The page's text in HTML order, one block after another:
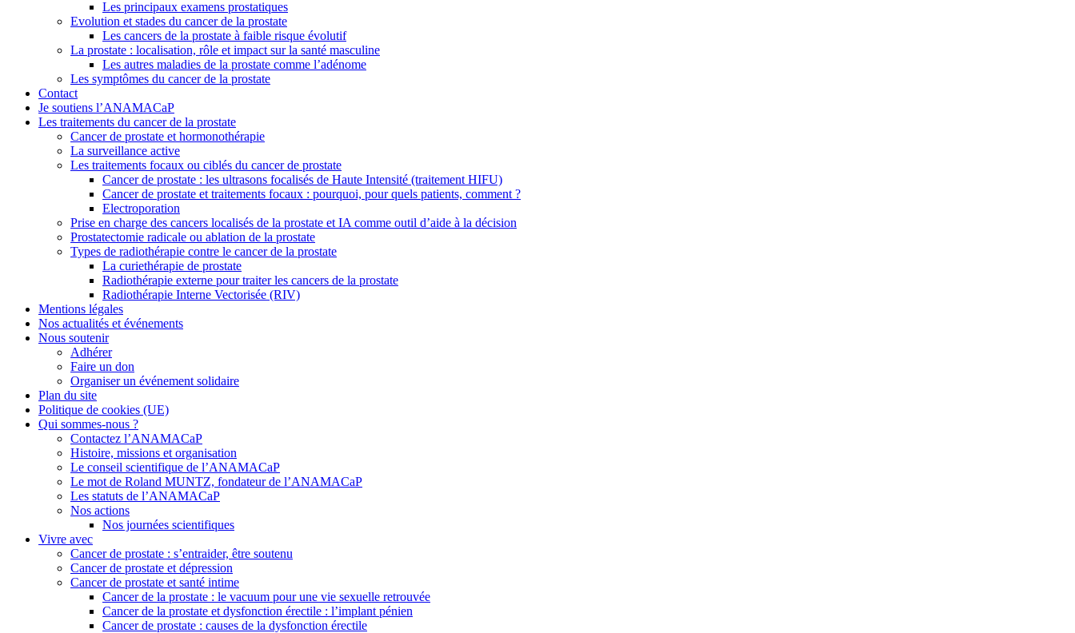
Les principaux examens prostatiques
Evolution et stades du cancer de la prostate
Les cancers de la prostate à faible risque évolutif
La prostate : localisation, rôle et impact sur la santé masculine
Les autres maladies de la prostate comme l’adénome
Les symptômes du cancer de la prostate
Contact
Je soutiens l’ANAMACaP
Les traitements du cancer de la prostate
Cancer de prostate et hormonothérapie
La surveillance active
Les traitements focaux ou ciblés du cancer de prostate
Cancer de prostate : les ultrasons focalisés de Haute Intensité (traitement HIFU)
Cancer de prostate et traitements focaux : pourquoi, pour quels patients, comment ?
Electroporation
Prise en charge des cancers localisés de la prostate et IA comme outil d’aide à la décision
Prostatectomie radicale ou ablation de la prostate
Types de radiothérapie contre le cancer de la prostate
La curiethérapie de prostate
Radiothérapie externe pour traiter les cancers de la prostate
Radiothérapie Interne Vectorisée (RIV)
Mentions légales
Nos actualités et événements
Nous soutenir
Adhérer
Faire un don
Organiser un événement solidaire
Plan du site
Politique de cookies (UE)
Qui sommes-nous ?
Contactez l’ANAMACaP
Histoire, missions et organisation
Le conseil scientifique de l’ANAMACaP
Le mot de Roland MUNTZ, fondateur de l’ANAMACaP
Les statuts de l’ANAMACaP
Nos actions
Nos journées scientifiques
Vivre avec
Cancer de prostate : s’entraider, être soutenu
Cancer de prostate et dépression
Cancer de prostate et santé intime
Cancer de la prostate : le vacuum pour une vie sexuelle retrouvée
Cancer de la prostate et dysfonction érectile : l’implant pénien
Cancer de prostate : causes de la dysfonction érectile